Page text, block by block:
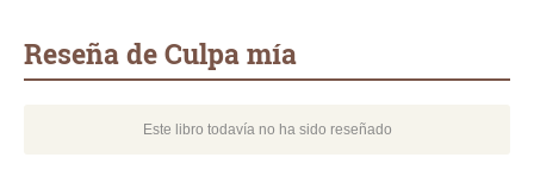
Reseña de Culpa mía
Este libro todavía no ha sido reseñado